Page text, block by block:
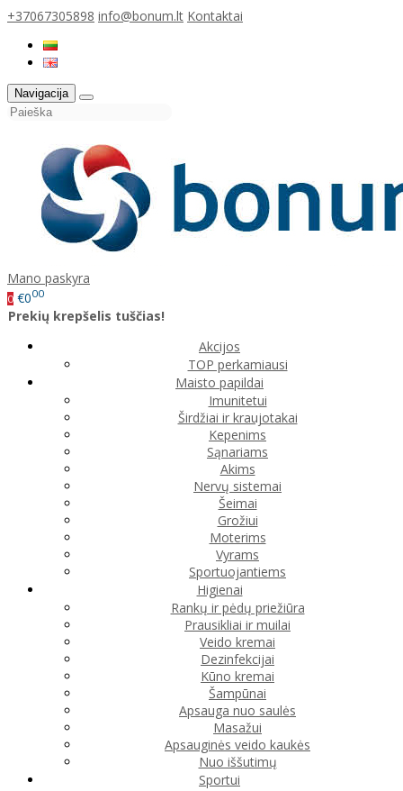
+37067305898 info@bonum.lt Kontaktai
Navigacija
Mano paskyra
0 €000
Prekių krepšelis tuščias!
Akcijos
TOP perkamiausi
Maisto papildai
Imunitetui
Širdžiai ir kraujotakai
Kepenims
Sąnariams
Akims
Nervų sistemai
Šeimai
Grožiui
Moterims
Vyrams
Sportuojantiems
Higienai
Rankų ir pėdų priežiūra
Prausikliai ir muilai
Veido kremai
Dezinfekcijai
Kūno kremai
Šampūnai
Apsauga nuo saulės
Masažui
Apsauginės veido kaukės
Nuo iššutimų
Sportui